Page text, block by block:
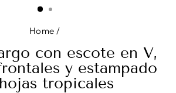
Home /
con escote en V,
y estampado
tropicales